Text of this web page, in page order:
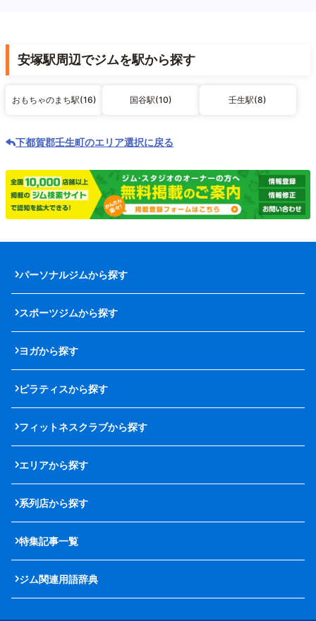
安塚駅周辺でジムを駅から探す
おもちゃのまち駅(16) 国谷駅(10) 壬生駅(8)
下都賀郡壬生町のエリア選択に戻る
パーソナルジムから探す
スポーツジムから探す
ヨガから探す
ピラティスから探す
フィットネスクラブから探す
エリアから探す
系列店から探す
特集記事一覧
ジム関連用語辞典